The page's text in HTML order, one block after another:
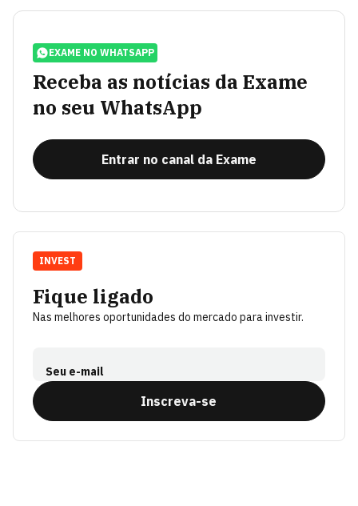
EXAME NO WHATSAPP
Receba as notícias da Exame
no seu WhatsApp
Entrar no canal da Exame
Fique ligado
Nas melhores oportunidades do mercado para investir.
Seu e-mail
Inscreva-se
INVEST